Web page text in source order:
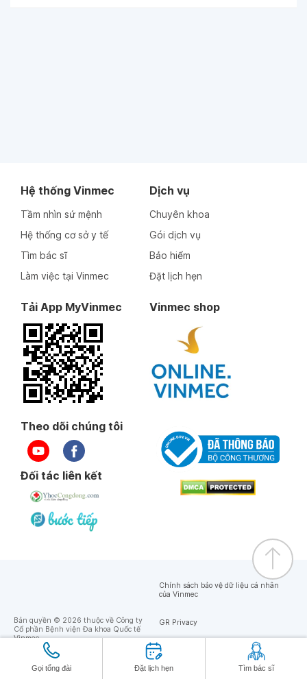
Gọi tổng đài Đặt lịch hẹn Tìm bác sĩ
Hệ thống Vinmec
Tầm nhìn sứ mệnh
Hệ thống cơ sở y tế
Tìm bác sĩ
Làm việc tại Vinmec
Dịch vụ
Chuyên khoa
Gói dịch vụ
Bảo hiểm
Đặt lịch hẹn
Tải App MyVinmec Vinmec shop
Theo dõi chúng tôi
Đối tác liên kết
Bản quyền © 2026 thuộc về Công ty
Cổ phần Bệnh viện Đa khoa Quốc tế
Vinmec
Chính sách bảo vệ dữ liệu cá nhân
của Vinmec
GR Privacy
GR Terms